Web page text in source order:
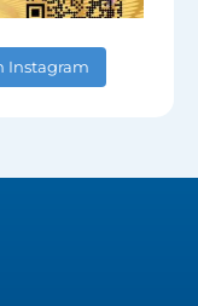
Instagram